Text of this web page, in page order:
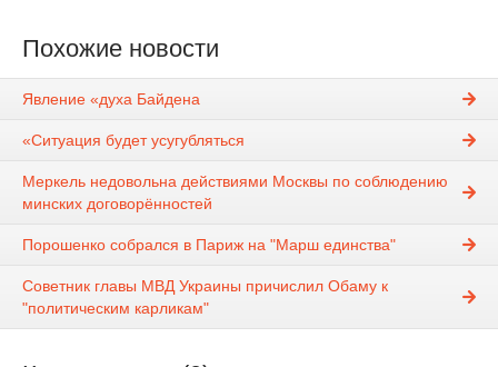
Похожие новости
Явление «духа Байдена
«Ситуация будет усугубляться
Меркель недовольна действиями Москвы по соблюдению
минских договорённостей
Порошенко собрался в Париж на "Марш единства"
Советник главы МВД Украины причислил Обаму к
"политическим карликам"